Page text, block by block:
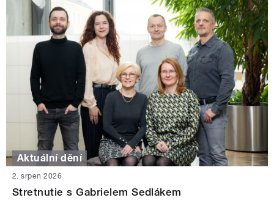
Aktuální dění
2. srpen 2026
Stretnutie s Gabrielem Sedlákem